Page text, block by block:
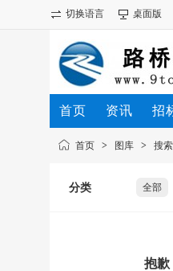
切换语言 桌面版
首页 资讯 招
首页 > 图库 > 搜索
分类 全部
抱歉